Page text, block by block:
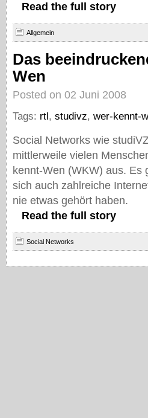
Read the full story
Allgemein
Das
Wen
Posted on 02 Juni 2008
Tags: rtl, studivz, wer-kennt-
Social Networks wie
mittlerweile vielen
kennt-Wen (WKW) aus. Es
sich auch zahlreiche
nie etwas gehört haben.
Read the full story
Social Networks